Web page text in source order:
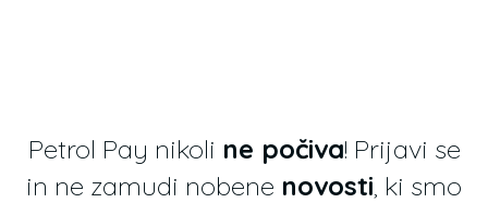
Petrol Pay nikoli ne počiva! Prijavi se
in ne zamudi nobene novosti, ki smo